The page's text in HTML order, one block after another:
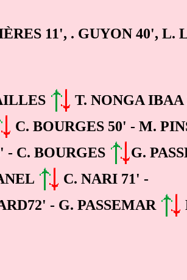
11', . GUYON 40',
T. NONGA
C. BOURGES 50' - M.
C. BOURGES
G.
C. NARI 71' -
- G. PASSEMAR